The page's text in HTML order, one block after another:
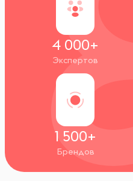
4 000+
Экспертов
1 500+
Брендов